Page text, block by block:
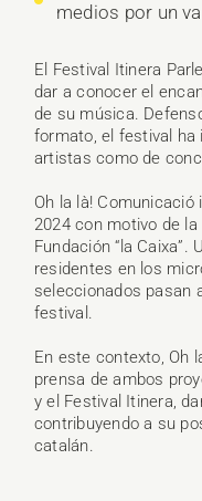
medios por un
El Festival Itinera
dar a conocer el
de su música.
formato, el festival ha
artistas como de
Oh la là!
2024 con motivo de
Fundación “la
residentes en los
seleccionados pasan
festival.
En este contexto, Oh
prensa de ambos
y el Festival Itinera,
contribuyendo a su
catalán.